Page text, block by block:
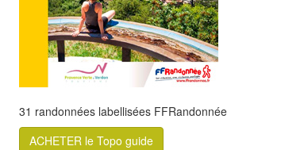
31 randonnées labellisées FFRandonnée
ACHETER le Topo guide